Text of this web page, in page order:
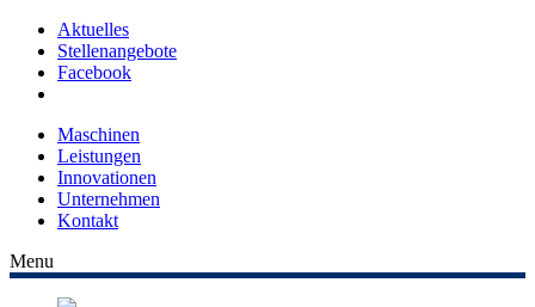
Aktuelles
Stellenangebote
Facebook
Maschinen
Leistungen
Innovationen
Unternehmen
Kontakt
Menu